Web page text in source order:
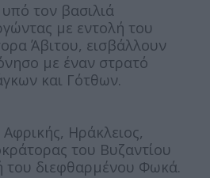
τον βασιλιά
με εντολή του
Άβιτου, εισβάλλουν
με έναν στρατό
και Γότθων.
Ηράκλειος,
του Βυζαντίου
του διεφθαρμένου Φωκά.